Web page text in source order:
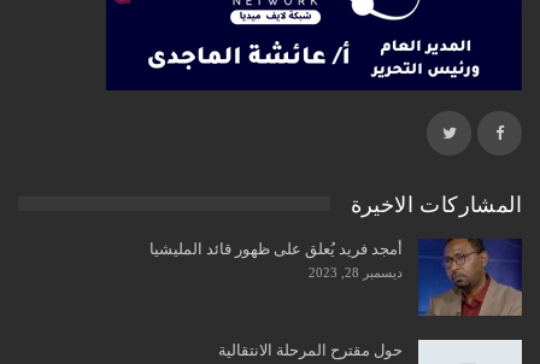
المشاركات الاخيرة
أمجد فريد يُعلق على ظهور قائد المليشيا
ديسمبر 28, 2023
حول مقترح المرحلة الانتقالية